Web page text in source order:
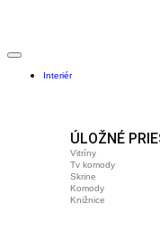
Interiér
ÚLOŽNÉ
Vitríny
Tv komody
Skrine
Komody
Knižnice